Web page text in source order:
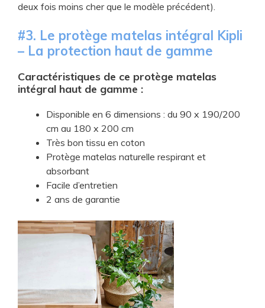
deux fois moins cher que le modèle précédent).
#3. Le protège matelas intégral Kipli
– La protection haut de gamme
Caractéristiques de ce protège matelas
intégral haut de gamme :
Disponible en 6 dimensions : du 90 x 190/200
cm au 180 x 200 cm
Très bon tissu en coton
Protège matelas naturelle respirant et
absorbant
Facile d’entretien
2 ans de garantie